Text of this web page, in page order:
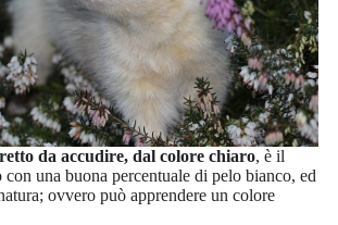
da accudire, dal colore chiaro, è il
con una buona percentuale di pelo bianco, ed
ovvero può apprendere un colore